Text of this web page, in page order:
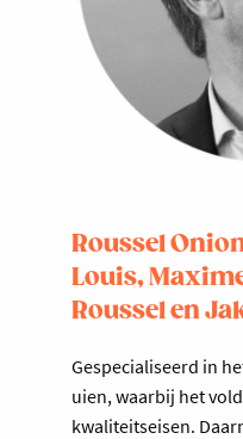
Roussel
Louis,
Roussel en
Gespecialiseerd in
uien, waarbij het
kwaliteitseisen.